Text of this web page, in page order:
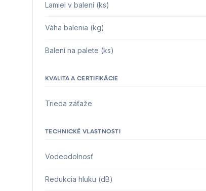
Lamiel v balení (ks)
Váha balenia (kg)
Balení na palete (ks)
KVALITA A CERTIFIKÁCIE
Trieda záťaže
TECHNICKÉ VLASTNOSTI
Vodeodolnosť
Redukcia hluku (dB)